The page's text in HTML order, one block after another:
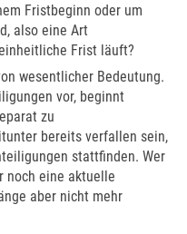
Fristbeginn oder um
also eine Art
Frist läuft?
wesentlicher Bedeutung.
vor, beginnt
zu
bereits verfallen sein,
stattfinden. Wer
noch eine aktuelle
aber nicht mehr